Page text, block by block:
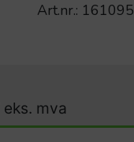
Art.nr.: 161095
eks. mva